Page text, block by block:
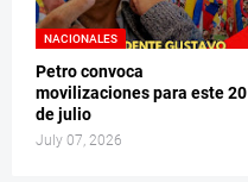
NACIONALES
Petro convoca
movilizaciones para este 20
de julio
July 07, 2026